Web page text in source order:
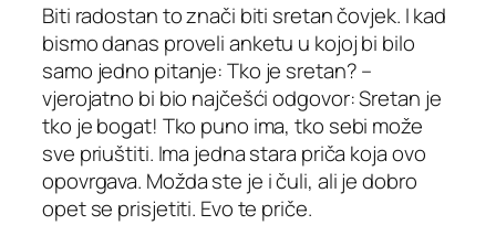
Biti radostan to znači biti sretan čovjek. I kad
bismo danas proveli anketu u kojoj bi bilo
samo jedno pitanje: Tko je sretan? –
vjerojatno bi bio najčešći odgovor: Sretan je
tko je bogat! Tko puno ima, tko sebi može
sve priuštiti. Ima jedna stara priča koja ovo
opovrgava. Možda ste je i čuli, ali je dobro
opet se prisjetiti. Evo te priče.